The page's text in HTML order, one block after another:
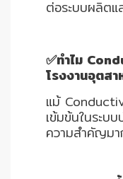
ต่อระบบผลิต
✅ทำไม
โรงงานอุตสา
แม้
เข้มข้นในระบ
ความสำคัญม